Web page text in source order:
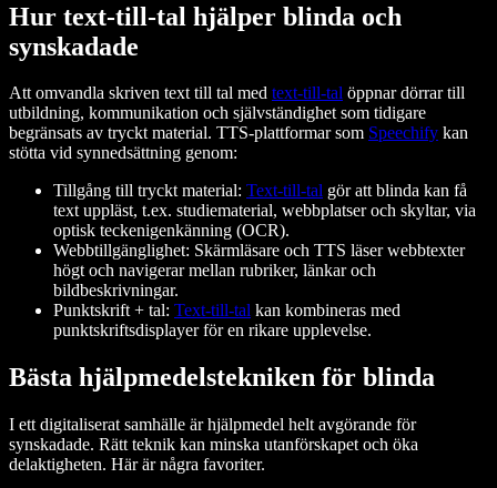
Hur text-till-tal hjälper blinda och
synskadade
Att omvandla skriven text till tal med text-till-tal öppnar dörrar till
utbildning, kommunikation och självständighet som tidigare
begränsats av tryckt material. TTS-plattformar som Speechify kan
stötta vid synnedsättning genom:
Tillgång till tryckt material: Text-till-tal gör att blinda kan få
text uppläst, t.ex. studiematerial, webbplatser och skyltar, via
optisk teckenigenkänning (OCR).
Webbtillgänglighet: Skärmläsare och TTS läser webbtexter
högt och navigerar mellan rubriker, länkar och
bildbeskrivningar.
Punktskrift + tal: Text-till-tal kan kombineras med
punktskriftsdisplayer för en rikare upplevelse.
Bästa hjälpmedelstekniken för blinda
I ett digitaliserat samhälle är hjälpmedel helt avgörande för
synskadade. Rätt teknik kan minska utanförskapet och öka
delaktigheten. Här är några favoriter.